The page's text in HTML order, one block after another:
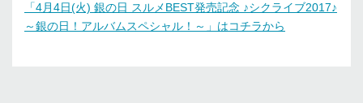
「4月4日(火) 銀の日 スルメBEST発売記念 ♪シクライブ2017♪
～銀の日！アルバムスペシャル！～」はコチラから